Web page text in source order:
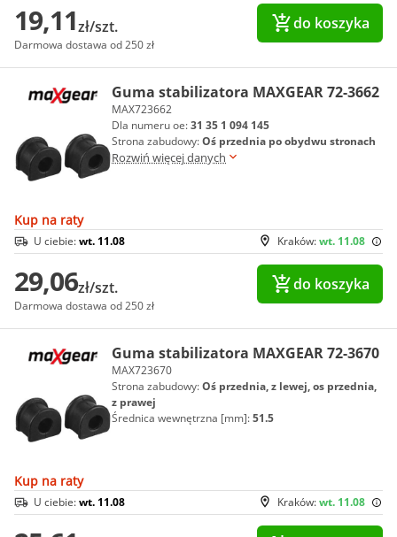
19,11zł/szt.
Darmowa dostawa od 250 zł
do koszyka
Guma stabilizatora MAXGEAR 72-3662
MAX723662
Dla numeru oe:31 35 1 094 145
Strona zabudowy:Oś przednia po obydwu stronach
Rozwiń więcej danych
Kup na raty
Kraków:wt. 11.08
U ciebie:wt. 11.08
29,06zł/szt.
Darmowa dostawa od 250 zł
do koszyka
Guma stabilizatora MAXGEAR 72-3670
MAX723670
Strona zabudowy:Oś przednia, z lewej, os przednia,
z prawej
Średnica wewnętrzna [mm]:51.5
Kup na raty
Kraków:wt. 11.08
U ciebie:wt. 11.08